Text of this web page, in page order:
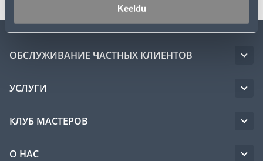
Keeldu
ОБСЛУЖИВАНИЕ ЧАСТНЫХ КЛИЕНТОВ
УСЛУГИ
КЛУБ МАСТЕРОВ
О НАС